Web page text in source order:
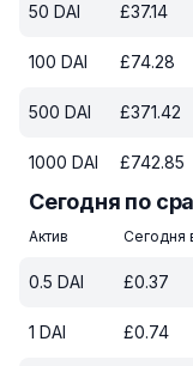
50 DAI £37.14
100 DAI £74.28
500 DAI £371.42
1000 DAI £742.85
Сегодня по
Актив Сегодня
0.5 DAI £0.37
1 DAI £0.74